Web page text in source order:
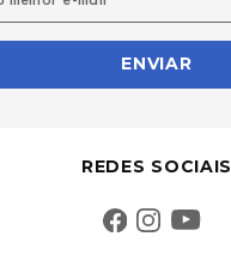
ENVIAR
REDES SOCIAIS